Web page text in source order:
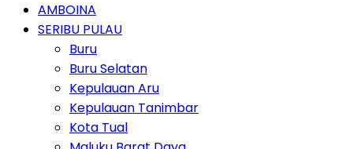
AMBOINA
SERIBU PULAU
Buru
Buru Selatan
Kepulauan Aru
Kepulauan Tanimbar
Kota Tual